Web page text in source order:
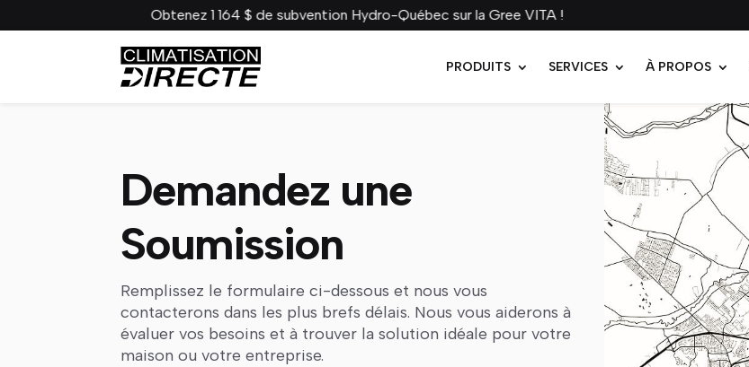
Obtenez 1 164 $ de subvention Hydro-Québec sur la Gree VITA !
PRODUITS SERVICES À PROPOS
Demandez une
Soumission
Remplissez le formulaire ci-dessous et nous vous
contacterons dans les plus brefs délais. Nous vous aiderons à
évaluer vos besoins et à trouver la solution idéale pour votre
maison ou votre entreprise.